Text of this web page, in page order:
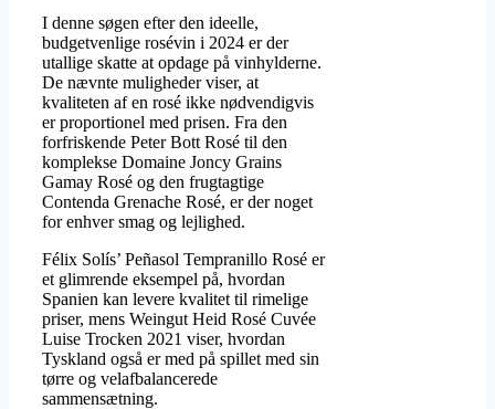
I denne søgen efter den ideelle,
budgetvenlige rosévin i 2024 er der
utallige skatte at opdage på vinhylderne.
De nævnte muligheder viser, at
kvaliteten af ​​en rosé ikke nødvendigvis
er proportionel med prisen. Fra den
forfriskende Peter Bott Rosé til den
komplekse Domaine Joncy Grains
Gamay Rosé og den frugtagtige
Contenda Grenache Rosé, er der noget
for enhver smag og lejlighed.
Félix Solís’ Peñasol Tempranillo Rosé er
et glimrende eksempel på, hvordan
Spanien kan levere kvalitet til rimelige
priser, mens Weingut Heid Rosé Cuvée
Luise Trocken 2021 viser, hvordan
Tyskland også er med på spillet med sin
tørre og velafbalancerede
sammensætning.